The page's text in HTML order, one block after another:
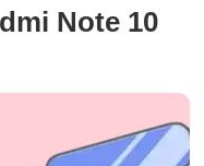
Note 10